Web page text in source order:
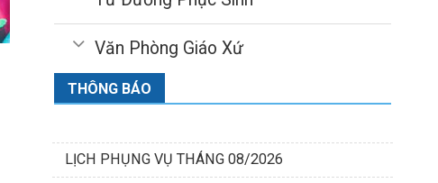
Văn Phòng Giáo Xứ
THÔNG BÁO
LỊCH PHỤNG VỤ THÁNG 08/2026